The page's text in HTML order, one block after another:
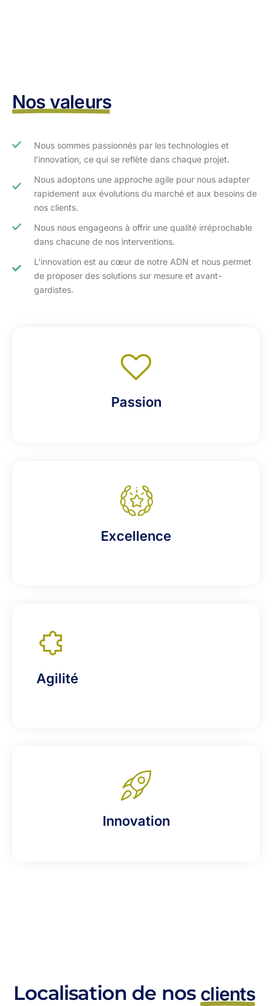
Nos valeurs
Nous sommes passionnés par les technologies et
l’innovation, ce qui se reflète dans chaque projet.
Nous adoptons une approche agile pour nous adapter
rapidement aux évolutions du marché et aux besoins de
nos clients.​
Nous nous engageons à offrir une qualité irréprochable
dans chacune de nos interventions.
L'innovation est au cœur de notre ADN et nous permet
de proposer des solutions sur mesure et avant-
gardistes.
Passion
Excellence
Agilité
Innovation
Localisation de nos clients